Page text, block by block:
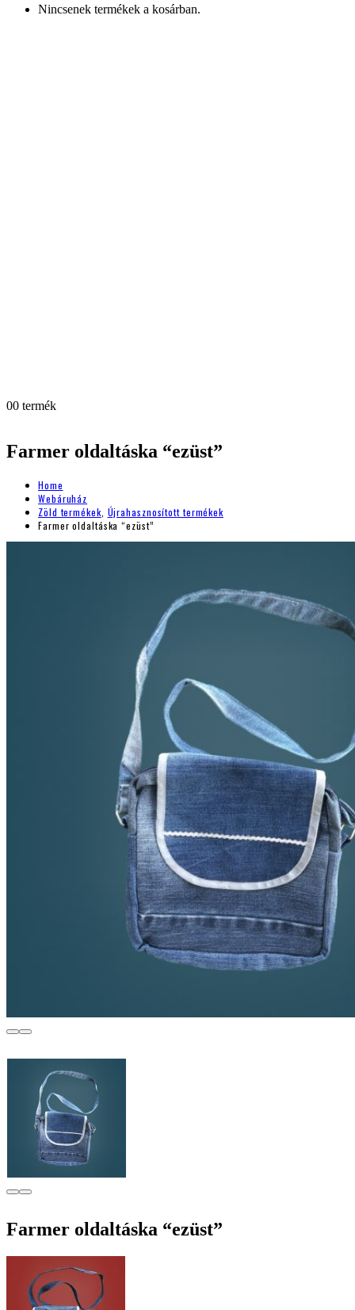
Nincsenek termékek a kosárban.
00 termék
Farmer oldaltáska “ezüst”
Home
Webáruház
Zöld termékek Újrahasznosított termékek
Farmer oldaltáska “ezüst”
Farmer oldaltáska “ezüst”